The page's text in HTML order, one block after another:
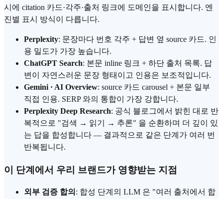
시에 citation 카드·각주·출처 링크에 도메인을 표시합니다. 엔
진별 표시 방식이 다릅니다.
Perplexity: 문장마다 번호 각주 + 답변 옆 source 카드. 인
용 밀도가 가장 높습니다.
ChatGPT Search: 본문 inline 링크 + 하단 출처 목록. 답
변이 자연스러운 문장 형태이고 인용은 보조적입니다.
Gemini · AI Overview: source 카드 carousel + 본문 일부
직접 인용. SERP 와의 통합이 가장 강합니다.
Perplexity Deep Research: 공식 블로그에서 밝힌 대로 반
복적으로 "검색 → 읽기 → 추론" 을 순환하며 더 깊이 있
는 답을 합성합니다 — 결과적으로 같은 단계가 여러 번
반복됩니다.
이 단계에서 우리 브랜드가 영향받는 지점
외부 검증 합의 : 합성 단계의 LLM 은 "여러 출처에서 합